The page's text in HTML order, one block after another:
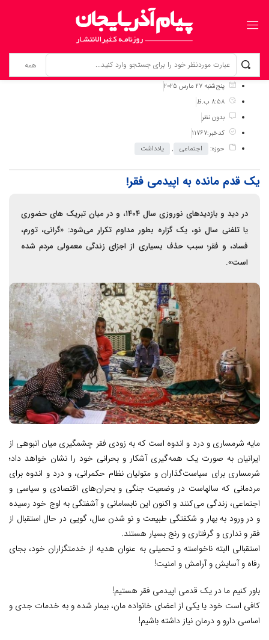
برگ نخست نوشته‌ها
یک قدم مانده به اپیدمی فقر!
پنج‌شنبه 27 مارس 2025
8:58 ب.ظ
بدون نظر
کدخبر:11767
حوزه:
اجتماعی , یادداشت
یک قدم مانده به اپیدمی فقر!
در دید و بازدیدهای نوروزی سال ۱۴۰۴، و در میان تبریک های حضوری
یا تلفنی سال نو، یک گزاره بطور مداوم تکرار می‌شود: «گرانی، تورم،
فساد، و فقر؛ سبب حذف بسیاری از اجزای زندگی معمولی مردم شده
است».
مایه‌ شرمساری و درد و اندوه است که به زودی فقر چشمگیری میان انبوهی از
ایرانیان به صورت یک همه‌گیری آشکار و بحرانی خود را نشان خواهد داد؛
شرمساری برای سیاست‌گذاران و متولیان نظام حکمرانی، و درد و اندوه برای
مردمانی که سالهاست در وضعیت جنگی و بحران‌های اقتصادی و سیاسی و
اجتماعی، زندگی می‌کنند و اکنون این نابسامانی و آشفتگی به اوج خود رسیده
و در ورود به بهار و شکفتگی طبیعت و نو شدن سال، گویی در حال استقبال از
فقر و نداری و گرفتاری و رنج بسیار هستند.
استقبالی البته ناخواسته و تحمیلی به عنوان هدیه از خدمتگزاران خود، بجای
رفاه و آسایش و آرامش و امنیت!
باور کنیم ما در یک قدمی اپیدمی فقر هستیم!
کافی است خود یا یکی از اعضای خانواده مان، بیمار شده و به خدمات جدی و
اساسی دارو و درمان نیاز داشته باشیم!